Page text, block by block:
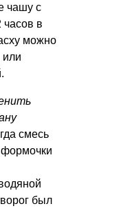
чашу с
часов в
можно
или
смесь
был